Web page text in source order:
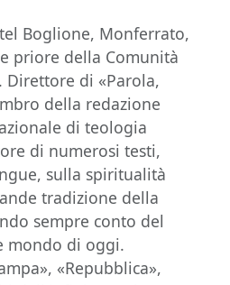
Boglione, Monferrato,
priore della Comunità
Direttore di «Parola,
della redazione
di teologia
di numerosi testi,
sulla spiritualità
tradizione della
sempre conto del
mondo di oggi.
«Repubblica»,